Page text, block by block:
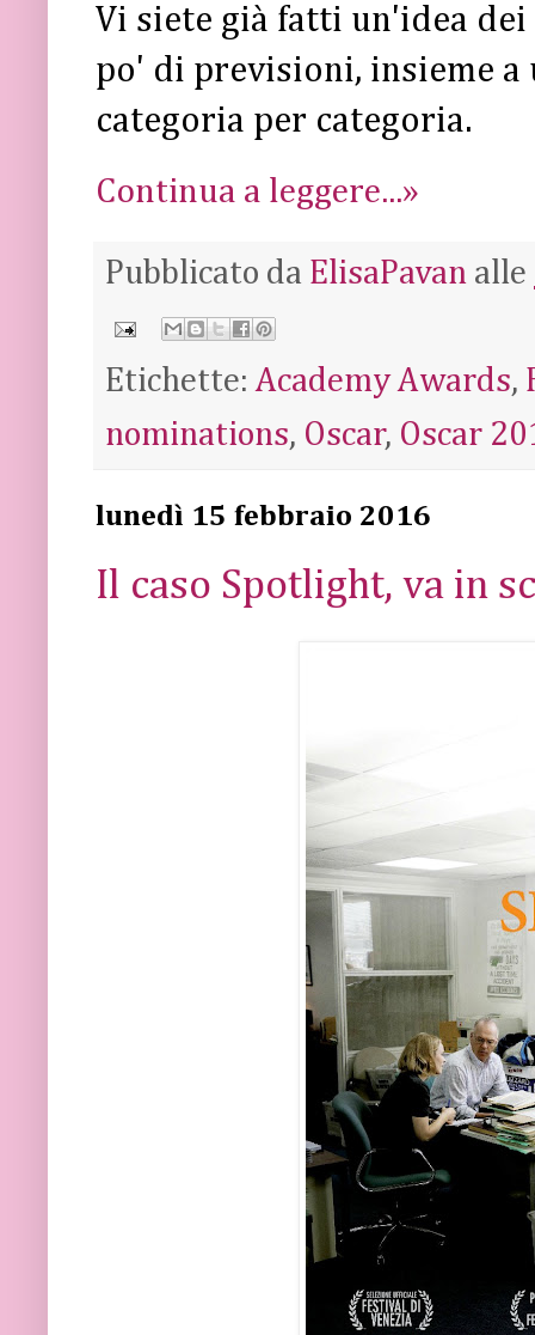
Vi siete già fatti un'idea
po' di previsioni, insieme
categoria per categoria.
Continua a leggere...»
Pubblicato da ElisaPavan alle
Etichette:Academy Awards,
nominations, Oscar, Oscar
lunedì 15 febbraio 2016
Il caso Spotlight, va in